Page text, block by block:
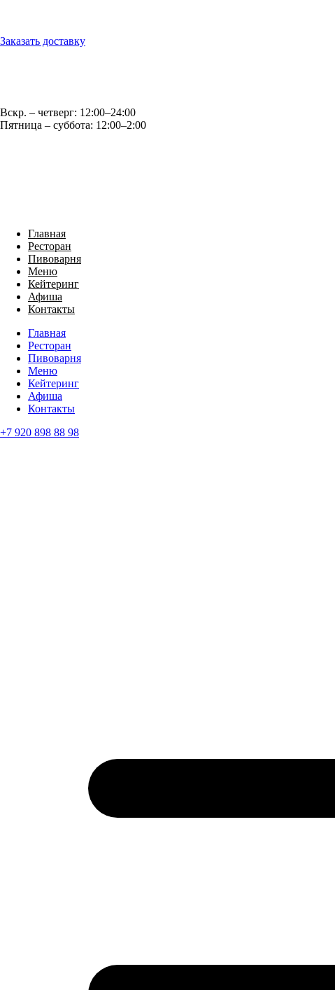
Заказать доставку
Вскр. – четверг: 12:00–24:00
Пятница – суббота: 12:00–2:00
Главная
Ресторан
Пивоварня
Меню
Кейтеринг
Афиша
Контакты
Главная
Ресторан
Пивоварня
Меню
Кейтеринг
Афиша
Контакты
+7 920 898 88 98